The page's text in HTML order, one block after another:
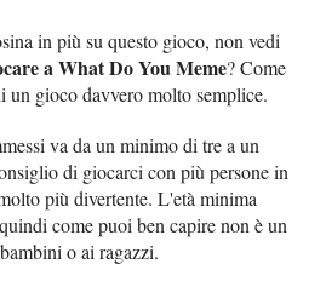
in più su questo gioco, non vedi
a What Do You Meme? Come
un gioco davvero molto semplice.
va da un minimo di tre a un
di giocarci con più persone in
più divertente. L'età minima
come puoi ben capire non è un
o ai ragazzi.